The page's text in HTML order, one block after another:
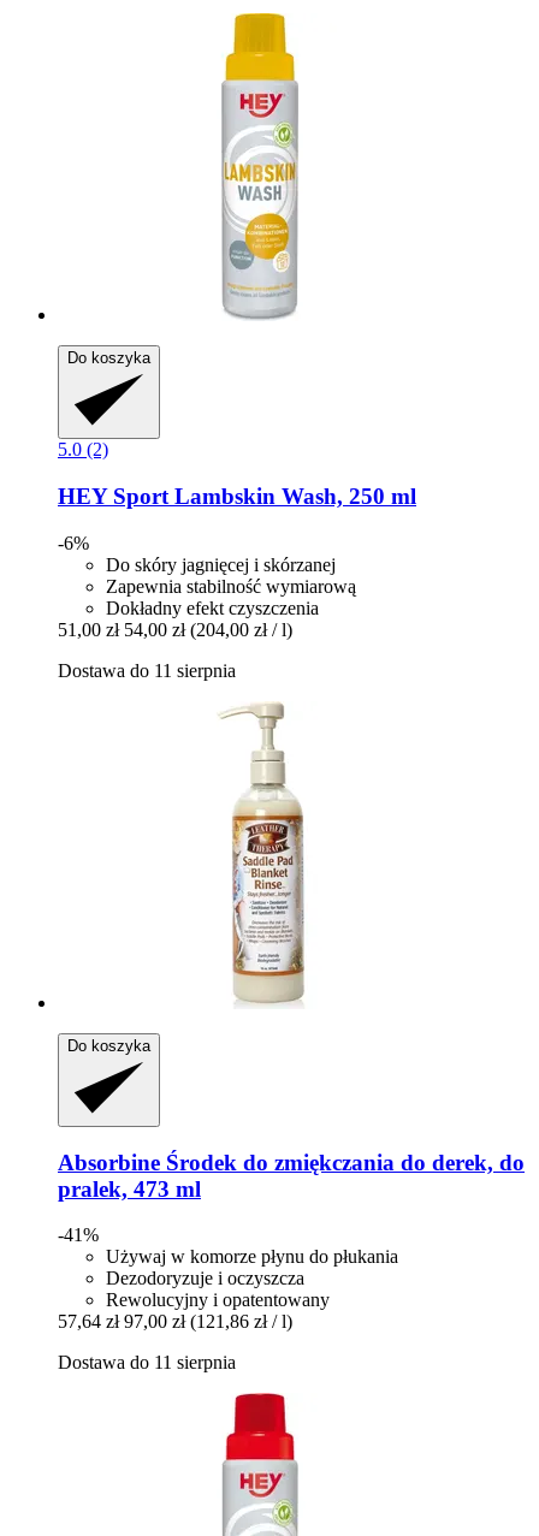
Do koszyka
5.0 (2)
HEY Sport Lambskin Wash, 250 ml
-6%
Do skóry jagnięcej i skórzanej
Zapewnia stabilność wymiarową
Dokładny efekt czyszczenia
51,00 zł 54,00 zł (204,00 zł / l)
Dostawa do 11 sierpnia
Do koszyka
Absorbine Środek do zmiękczania do derek, do
pralek, 473 ml
-41%
Używaj w komorze płynu do płukania
Dezodoryzuje i oczyszcza
Rewolucyjny i opatentowany
57,64 zł 97,00 zł (121,86 zł / l)
Dostawa do 11 sierpnia